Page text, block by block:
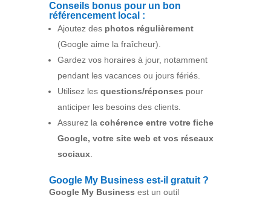
Conseils bonus pour un bon
référencement local :
Ajoutez des photos régulièrement
(Google aime la fraîcheur).
Gardez vos horaires à jour, notamment
pendant les vacances ou jours fériés.
Utilisez les questions/réponses pour
anticiper les besoins des clients.
Assurez la cohérence entre votre fiche
Google, votre site web et vos réseaux
sociaux.
Google My Business est-il gratuit ?
Google My Business est un outil